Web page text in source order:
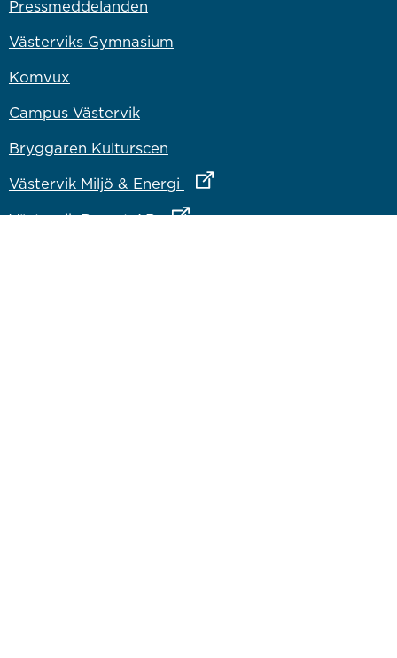
Pressmeddelanden
Västerviks Gymnasium
Komvux
Campus Västervik
Bryggaren Kulturscen
Västervik Miljö & Energi
Länk till annan webbplats
Västervik Resort ABLänk till annan webbplats